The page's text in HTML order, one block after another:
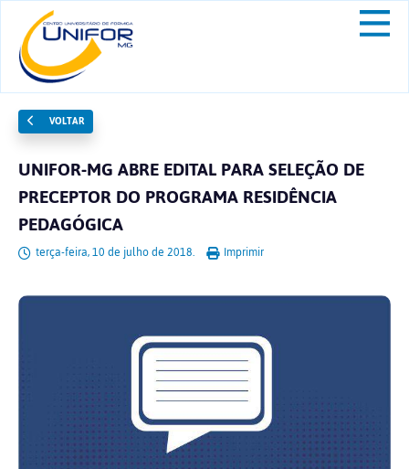
VOLTAR
UNIFOR-MG ABRE EDITAL PARA SELEÇÃO DE
PRECEPTOR DO PROGRAMA RESIDÊNCIA
PEDAGÓGICA
terça-feira, 10 de julho de 2018. Imprimir